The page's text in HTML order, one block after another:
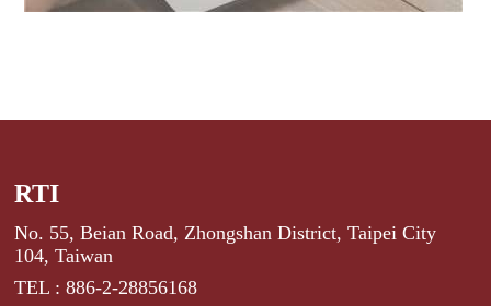
RTI
No. 55, Beian Road, Zhongshan District, Taipei City
104, Taiwan
TEL : 886-2-28856168